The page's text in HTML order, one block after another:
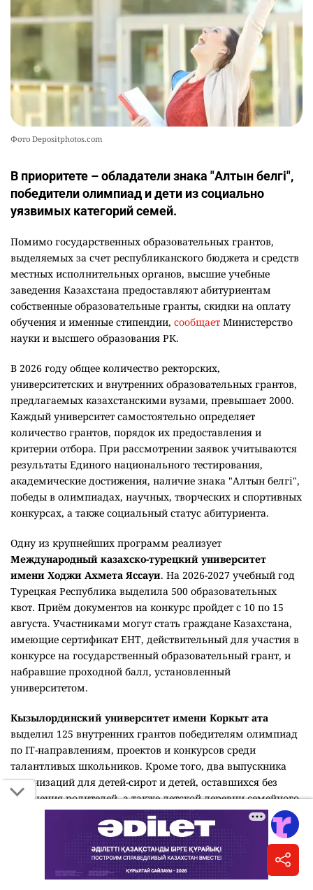
Фото Depositphotos.com
В приоритете – обладатели знака "Алтын белгі",
победители олимпиад и дети из социально
уязвимых категорий семей.
Помимо государственных образовательных грантов,
выделяемых за счет республиканского бюджета и средств
местных исполнительных органов, высшие учебные
заведения Казахстана предоставляют абитуриентам
собственные образовательные гранты, скидки на оплату
обучения и именные стипендии, сообщает Министерство
науки и высшего образования РК.
В 2026 году общее количество ректорских,
университетских и внутренних образовательных грантов,
предлагаемых казахстанскими вузами, превышает 2000.
Каждый университет самостоятельно определяет
количество грантов, порядок их предоставления и
критерии отбора. При рассмотрении заявок учитываются
результаты Единого национального тестирования,
академические достижения, наличие знака "Алтын белгі",
победы в олимпиадах, научных, творческих и спортивных
конкурсах, а также социальный статус абитуриента.
Одну из крупнейших программ реализует
Международный казахско-турецкий университет
имени Ходжи Ахмета Яссауи. На 2026-2027 учебный год
Турецкая Республика выделила 500 образовательных
квот. Приём документов на конкурс пройдет с 10 по 15
августа. Участниками могут стать граждане Казахстана,
имеющие сертификат ЕНТ, действительный для участия в
конкурсе на государственный образовательный грант, и
набравшие проходной балл, установленный
университетом.
Кызылординский университет имени Коркыт ата
выделил 125 внутренних грантов победителям олимпиад
по IT-направлениям, проектов и конкурсов среди
талантливых школьников. Кроме того, два выпускника
организаций для детей-сирот и детей, оставшихся без
попечения родителей, а также детской деревни семейного
типа "Атамекен" получили образовательные гранты,
полностью покрывающие стоимость обучения.
Восточно-Казахстанский технический университет
имени Д.Серикбаева предусмотрел 94 гранта по своим